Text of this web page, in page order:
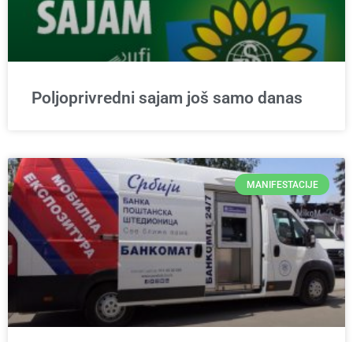
Poljoprivredni sajam još samo danas
MANIFESTACIJE